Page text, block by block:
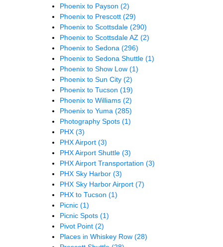
Phoenix to Payson (2)
Phoenix to Prescott (29)
Phoenix to Scottsdale (290)
Phoenix to Scottsdale AZ (2)
Phoenix to Sedona (296)
Phoenix to Sedona Shuttle (1)
Phoenix to Show Low (1)
Phoenix to Sun City (2)
Phoenix to Tucson (19)
Phoenix to Williams (2)
Phoenix to Yuma (285)
Photography Spots (1)
PHX (3)
PHX Airport (3)
PHX Airport Shuttle (3)
PHX Airport Transportation (3)
PHX Sky Harbor (3)
PHX Sky Harbor Airport (7)
PHX to Tucson (1)
Picnic (1)
Picnic Spots (1)
Pivot Point (2)
Places in Whiskey Row (28)